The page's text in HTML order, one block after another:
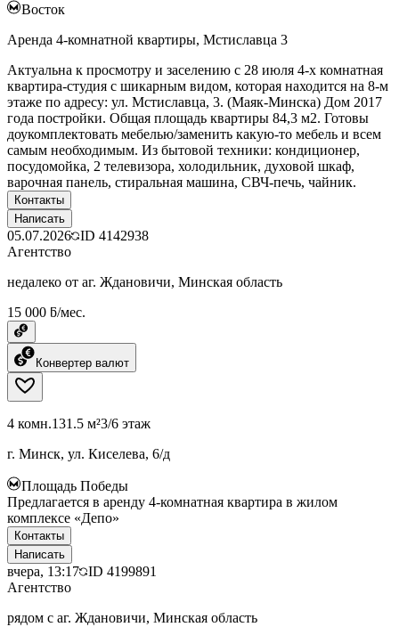
Восток
Аренда 4-комнатной квартиры, Мстиславца 3
Актуальна к просмотру и заселению с 28 июля 4-х комнатная
квартира-студия с шикарным видом, которая находится на 8-м
этаже по адресу: ул. Мстиславца, 3. (Маяк-Минска) Дом 2017
года постройки. Общая площадь квартиры 84,3 м2. Готовы
доукомплектовать мебелью/заменить какую-то мебель и всем
самым необходимым. Из бытовой техники: кондиционер,
посудомойка, 2 телевизора, холодильник, духовой шкаф,
варочная панель, стиральная машина, СВЧ-печь, чайник.
Контакты
Написать
05.07.2026 ID 4142938
Агентство
недалеко от аг. Ждановичи, Минская область
15 000 ƃ/мес.
Конвертер валют
4 комн.131.5 м²3/6 этаж
г. Минск, ул. Киселева, 6/д
Площадь Победы
Предлагается в аренду 4-комнатная квартира в жилом
комплексе «Депо»
Контакты
Написать
вчера, 13:17 ID 4199891
Агентство
рядом с аг. Ждановичи, Минская область